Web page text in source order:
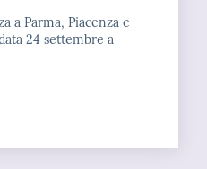
a Parma, Piacenza e
24 settembre a